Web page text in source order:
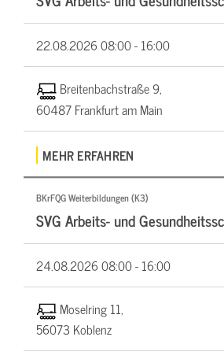
22.08.202608:00 - 16:00
Breitenbachstraße 9,
60487 Frankfurt am Main
MEHR ERFAHREN
BKrFQG Weiterbildungen (K3)
SVG Arbeits- und
24.08.202608:00 - 16:00
Moselring 11,
56073 Koblenz